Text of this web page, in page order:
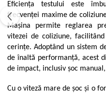
Robotică
Servicii
Vibrații
Echilibrări
Sonometrie
Aliniere hidro & termo
Eficiența testului este
frecvenței maxime de
Mașina permite reglarea
vitezei de coliziune,
cerințe. Adoptând un sistem
de înaltă performanță, acest
de impact, inclusiv șoc
Cu o viteză mare de șoc și o